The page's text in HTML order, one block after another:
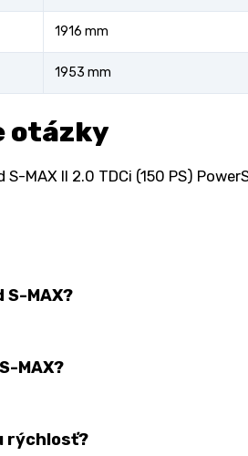
1916 mm
1953 mm
otázky
MAX II 2.0 TDCi (150 PS)
MAX?
MAX?
rýchlosť?